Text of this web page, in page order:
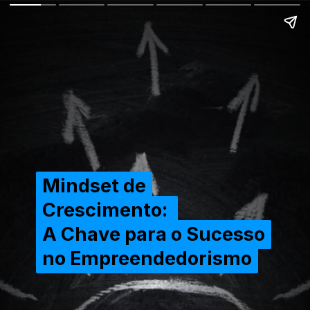
Mindset de
Crescimento:
A Chave para o Sucesso
no Empreendedorismo
Mindset de
Crescimento:
A Chave para o Sucesso
no Empreendedorismo